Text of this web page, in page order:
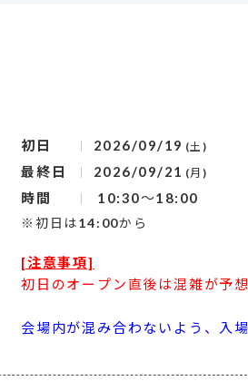
初日 2026/09/19 (土)
最終日 2026/09/21 (月)
時間 10:30～18:00
※初日は14:00から
[注意事項]
初日のオープン直後は混雑が予想
会場内が混み合わないよう、入